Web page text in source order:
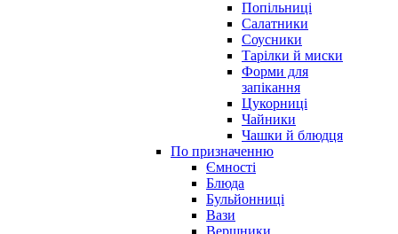
Попільниці
Салатники
Соусники
Тарілки й миски
Форми для
запікання
Цукорниці
Чайники
Чашки й блюдця
По призначенню
Ємності
Блюда
Бульйонниці
Вази
Вершники